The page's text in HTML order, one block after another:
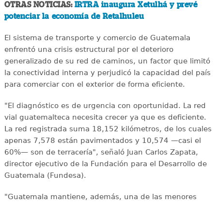
OTRAS NOTICIAS:IRTRA inaugura Xetulhá y prevé
potenciar la economía de Retalhuleu
El sistema de transporte y comercio de Guatemala
enfrentó una crisis estructural por el deterioro
generalizado de su red de caminos, un factor que limitó
la conectividad interna y perjudicó la capacidad del país
para comerciar con el exterior de forma eficiente.
"El diagnóstico es de urgencia con oportunidad. La red
vial guatemalteca necesita crecer ya que es deficiente.
La red registrada suma 18,152 kilómetros, de los cuales
apenas 7,578 están pavimentados y 10,574 —casi el
60%— son de terracería", señaló Juan Carlos Zapata,
director ejecutivo de la Fundación para el Desarrollo de
Guatemala (Fundesa).
"Guatemala mantiene, además, una de las menores